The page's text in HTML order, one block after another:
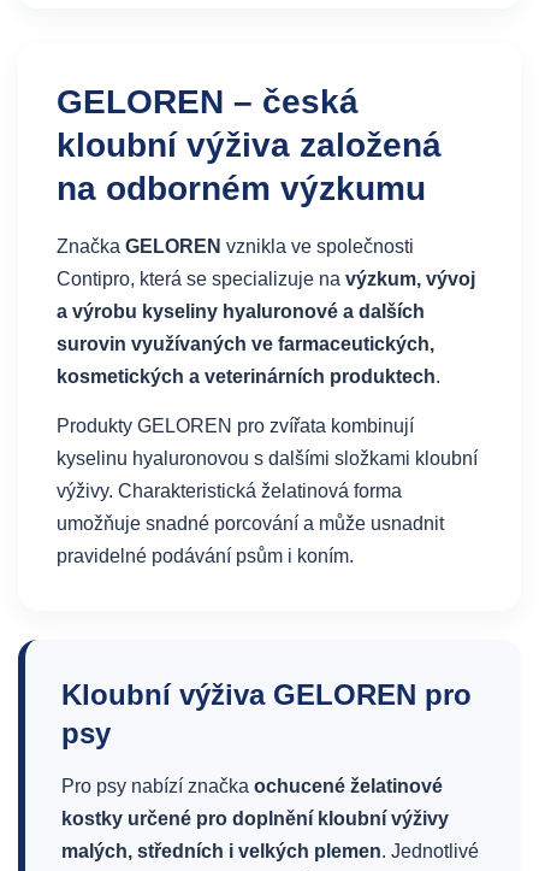
GELOREN – česká
kloubní výživa založená
na odborném výzkumu
Značka GELOREN vznikla ve společnosti
Contipro, která se specializuje na výzkum, vývoj
a výrobu kyseliny hyaluronové a dalších
surovin využívaných ve farmaceutických,
kosmetických a veterinárních produktech.
Produkty GELOREN pro zvířata kombinují
kyselinu hyaluronovou s dalšími složkami kloubní
výživy. Charakteristická želatinová forma
umožňuje snadné porcování a může usnadnit
pravidelné podávání psům i koním.
Kloubní výživa GELOREN pro
psy
Pro psy nabízí značka ochucené želatinové
kostky určené pro doplnění kloubní výživy
malých, středních i velkých plemen. Jednotlivé